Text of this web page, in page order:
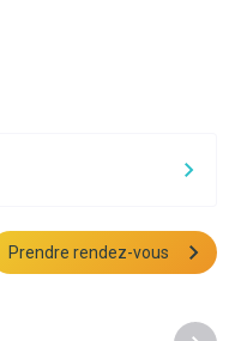
Prendre rendez-vous